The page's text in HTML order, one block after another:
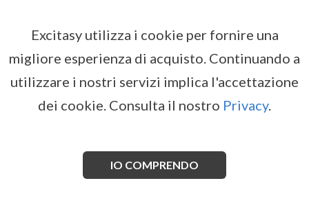
BABYDOLL CR-3675 RED
EX05284
Meravigliosa camicia da notte realizzata in
un'apertura sensuale.
Excitasy utilizza i cookie per fornire una
migliore esperienza di acquisto. Continuando a
utilizzare i nostri servizi implica l'accettazione
dei cookie. Consulta il nostro Privacy.
IO COMPRENDO